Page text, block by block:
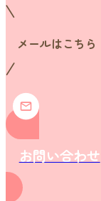
メールはこちら
お問い合わせ